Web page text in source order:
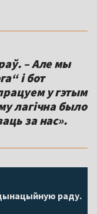
– Але мы
і бот
у гэтым
лагічна было
за нас».
раду.